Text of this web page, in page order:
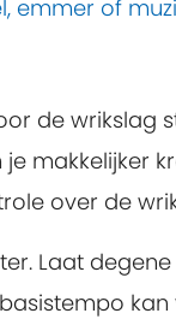
emmer of
de wrikslag
makkelijker
over de
Laat